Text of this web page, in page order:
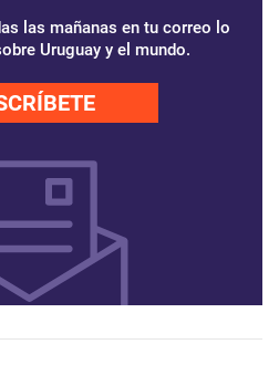
las mañanas en tu correo lo
Uruguay y el mundo.